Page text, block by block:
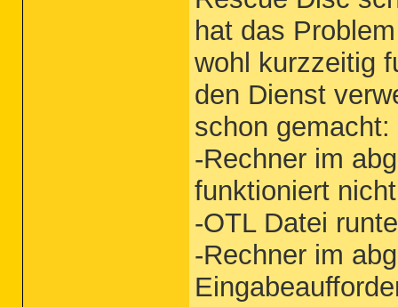
hat das
wohl kurzzeitig
den Dienst
schon gemacht:
-Rechner im
funktioniert
-OTL Datei
-Rechner im